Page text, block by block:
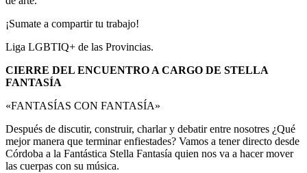
¡Sumate a compartir tu trabajo!
Liga LGBTIQ+ de las Provincias.
CIERRE DEL ENCUENTRO A CARGO DE STELLA
FANTASÍA
«FANTASÍAS CON FANTASÍA»
Después de discutir, construir, charlar y debatir entre nosotres ¿Qué
mejor manera que terminar enfiestades? Vamos a tener directo desde
Córdoba a la Fantástica Stella Fantasía quien nos va a hacer mover
las cuerpas con su música.